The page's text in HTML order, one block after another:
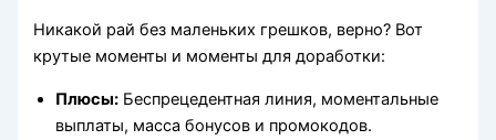
Никакой рай без маленьких грешков, верно? Вот
крутые моменты и моменты для доработки:
Плюсы: Беспрецедентная линия, моментальные
выплаты, масса бонусов и промокодов.